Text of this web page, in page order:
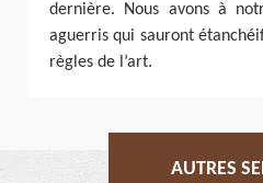
dernière. Nous avons à
aguerris qui sauront
règles de l’art.
AUTRES